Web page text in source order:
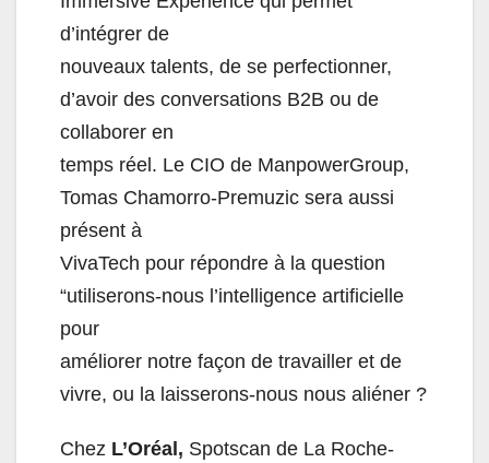
d’intégrer de
nouveaux talents, de se perfectionner,
d’avoir des conversations B2B ou de
collaborer en
temps réel. Le CIO de ManpowerGroup,
Tomas Chamorro-Premuzic sera aussi
présent à
VivaTech pour répondre à la question
“utiliserons-nous l’intelligence artificielle
pour
améliorer notre façon de travailler et de
vivre, ou la laisserons-nous nous aliéner ?
Chez L’Oréal, Spotscan de La Roche-